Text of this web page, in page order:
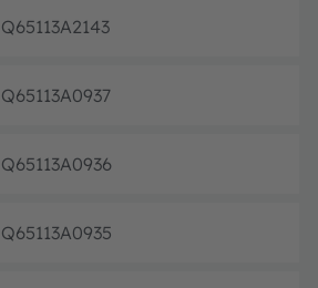
Q65113A2143
Q65113A0937
Q65113A0936
Q65113A0935